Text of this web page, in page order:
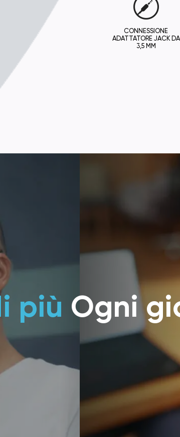
ADATTATORE JACK DA
3,5 MM
Piccolo
Grandi
$799.00
Un dispositivo di
specificamente
più Ogni